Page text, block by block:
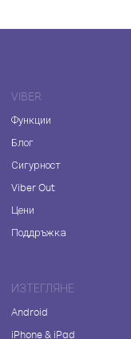
VIBER
Функции
Блог
Сигурност
Viber Out
Цени
Поддръжка
ИЗТЕГЛЯНЕ
Android
iPhone & iPad